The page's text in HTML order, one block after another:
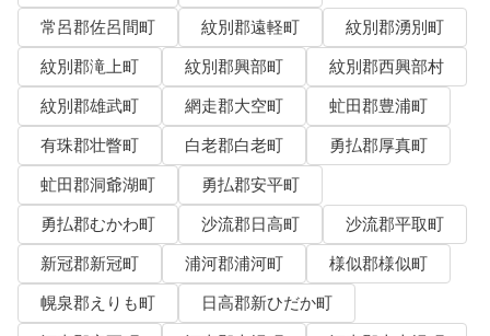
常呂郡佐呂間町
紋別郡遠軽町
紋別郡湧別町
紋別郡滝上町
紋別郡興部町
紋別郡西興部村
紋別郡雄武町
網走郡大空町
虻田郡豊浦町
有珠郡壮瞥町
白老郡白老町
勇払郡厚真町
虻田郡洞爺湖町
勇払郡安平町
勇払郡むかわ町
沙流郡日高町
沙流郡平取町
新冠郡新冠町
浦河郡浦河町
様似郡様似町
幌泉郡えりも町
日高郡新ひだか町